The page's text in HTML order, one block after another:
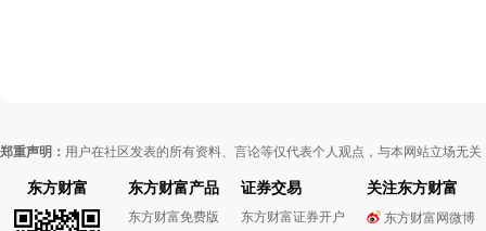
郑重声明： 用户在社区发表的所有资料、言论等仅代表个人观点，与本网站立场无
东方财富 东方财富产品
东方财富免费版
证券交易
东方财富证券开户
关注东方财富
东方财富网微博